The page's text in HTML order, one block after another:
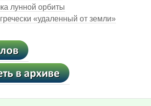
лунной орбиты
«удаленный от земли»